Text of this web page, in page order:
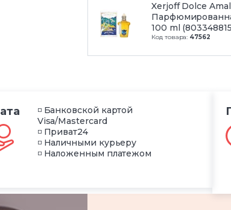
Xerjoff Dolce
100 ml
Код товара: 47562
◽ Банковской картой
Visa/Mastercard
◽ Приват24
◽ Наличными курьеру
◽ Наложенным платежом